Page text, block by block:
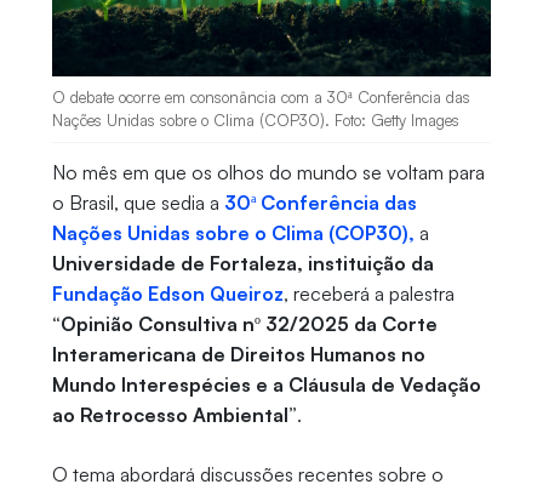
O debate ocorre em consonância com a 30ª Conferência das
Nações Unidas sobre o Clima (COP30). Foto: Getty Images
No mês em que os olhos do mundo se voltam para
o Brasil, que sedia a 30ª Conferência das
Nações Unidas sobre o Clima (COP30), a
Universidade de Fortaleza, instituição da
Fundação Edson Queiroz, receberá a palestra
“Opinião Consultiva nº 32/2025 da Corte
Interamericana de Direitos Humanos no
Mundo Interespécies e a Cláusula de Vedação
ao Retrocesso Ambiental”.
O tema abordará discussões recentes sobre o